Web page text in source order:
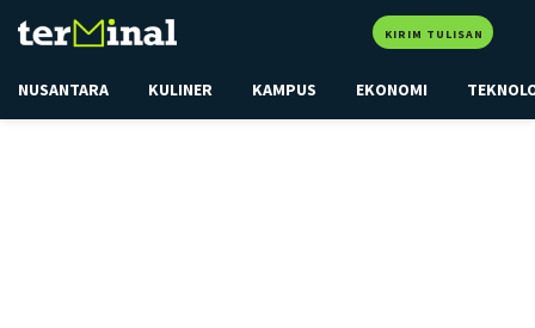
KIRIM TULISAN
NUSANTARA KULINER KAMPUS EKONOMI